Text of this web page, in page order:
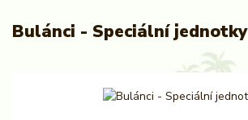
Bulánci - Speciální jednotky